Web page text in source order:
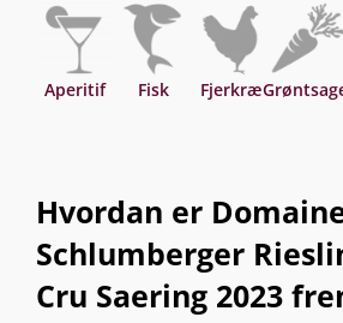
Aperitif Fisk Fjerkræ
Hvordan er
Schlumberger
Cru Saering 2023